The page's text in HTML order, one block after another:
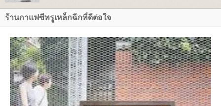
ร้านกาแฟซีทรูเหล็กฉีกที่ดีต่อใจ